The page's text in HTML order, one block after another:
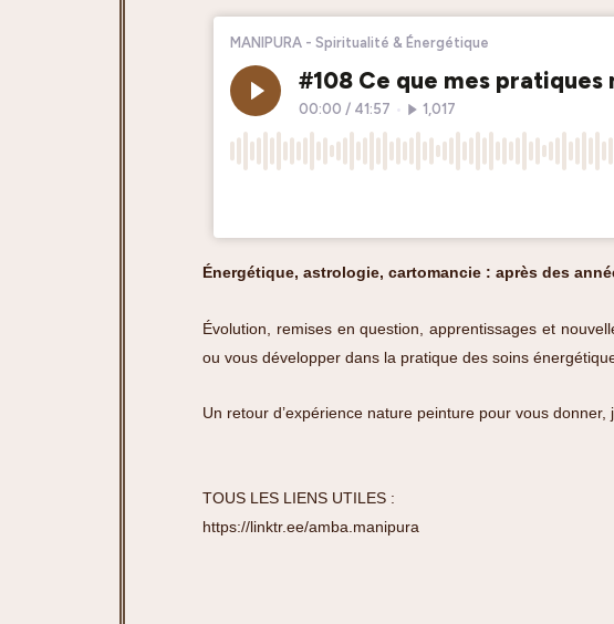
Énergétique, astrologie, cartomancie : après des
Évolution, remises en question, apprentissages et
ou vous développer dans la pratique des soins
Un retour d’expérience nature peinture pour vous donner,
TOUS LES LIENS UTILES :
https://linktr.ee/amba.manipura